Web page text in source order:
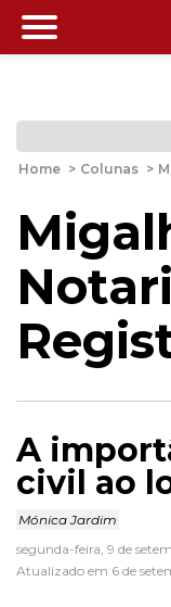
Home > Colunas >
A
civil ao
Mónica Jardim
segunda-feira, 9 de
Atualizado em 6 de